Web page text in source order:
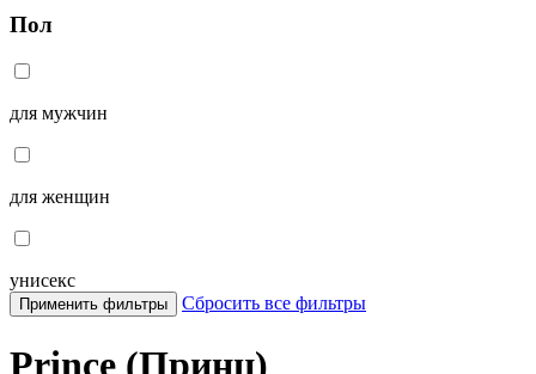
Пол
для мужчин
для женщин
унисекс
Применить фильтры Сбросить все фильтры
Prince (Принц)